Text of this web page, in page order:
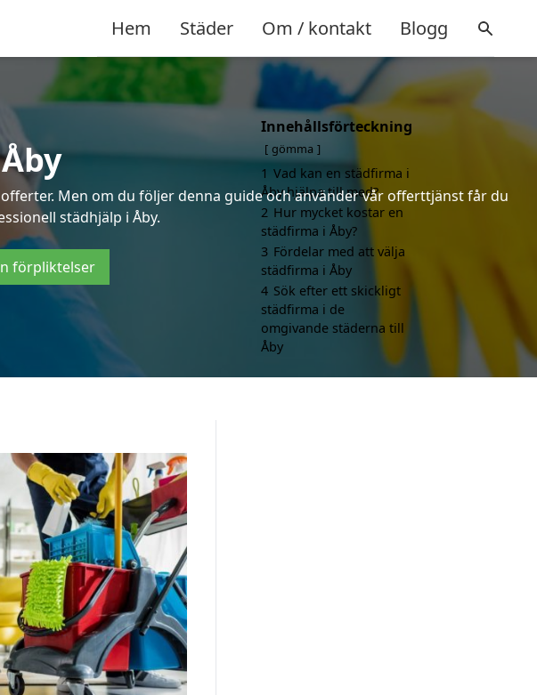
Hem Städer Om / kontakt Blogg
Men om du följer denna guide och använder vår offerttjänst får du
städhjälp i Åby.
förpliktelser
Innehållsförteckning
gömma
1 Vad kan en städfirma i
Åby hjälpa till med?
2 Hur mycket kostar en
städfirma i Åby?
3 Fördelar med att välja
städfirma i Åby
4 Sök efter ett skickligt
städfirma i de
omgivande städerna till
Åby